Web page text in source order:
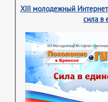
XIII молодежный
сила в